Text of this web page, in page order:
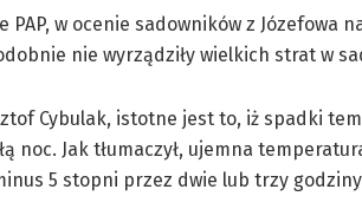
PAP, w ocenie sadowników z Józefowa
nie wyrządziły wielkich strat w
Cybulak, istotne jest to, iż spadki
noc. Jak tłumaczył, ujemna
5 stopni przez dwie lub trzy